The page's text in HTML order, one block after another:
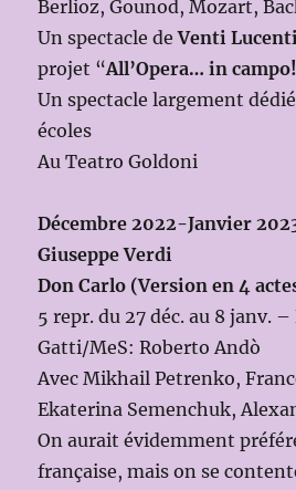
Berlioz, Gounod, Mozart,
Un spectacle deVenti
projet “All’Opera… in campo!
Un spectacle largement
écoles
Au Teatro Goldoni
Décembre 2022-Janvier
Giuseppe Verdi
Don Carlo (Version en 4
5 repr. du 27 déc. au 8 janv.
Gatti/MeS: Roberto Andò
Avec Mikhail Petrenko,
Ekaterina Semenchuk,
On aurait évidemment
française, mais on se